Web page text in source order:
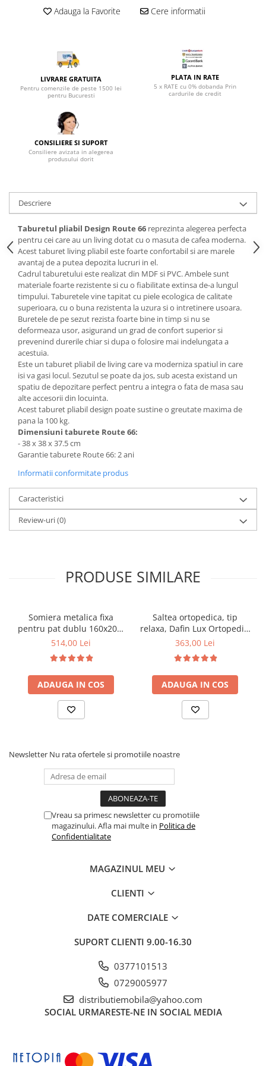
Top saltele 10 cm
Saltele ieftine
Saltele cu plasa de arcuri
Saltele cu spuma
Scaune manager
Scaune pentru bucatarie
Mobila bucatarie
Seturi mese si scaune bucatarie
Suporturi si rafturi pantofi
Portmantouri
Stender haine
Suport pentru umerase
Etajere
Cuiere
Mobilier gradinita
Mese gradinita
Scaune gradinita
Set mese si scaune gradinita
Mobilier copii
Mobila camera copii
Scaune birou pentru copii
Saltele patuturi copii
Paturi copii
Masa si scaune gradinita
Seturi comode living si dormitor
Adauga la Favorite Cere informatii
LIVRARE GRATUITA
Pentru comenzile de peste 1500 lei
pentru Bucuresti
PLATA IN RATE
5 x RATE cu 0% dobanda Prin
cardurile de credit
CONSILIERE SI SUPORT
Consiliere avizata in alegerea
produsului dorit
Descriere
Taburetul pliabil Design Route 66 reprezinta alegerea perfecta
pentru cei care au un living dotat cu o masuta de cafea moderna.
Acest taburet living pliabil este foarte confortabil si are marele
avantaj de a putea depozita lucruri in el.
Cadrul taburetului este realizat din MDF si PVC. Ambele sunt
materiale foarte rezistente si cu o fiabilitate extinsa de-a lungul
timpului. Taburetele vine tapitat cu piele ecologica de calitate
superioara, cu o buna rezistenta la uzura si o intretinere usoara.
Buretele de pe sezut rezista foarte bine in timp si nu se
deformeaza usor, asigurand un grad de confort superior si
prevenind durerile chiar si dupa o folosire mai indelungata a
acestuia.
Este un taburet pliabil de living care va moderniza spatiul in care
isi va gasi locul. Sezutul se poate da jos, sub acesta existand un
spatiu de depozitare perfect pentru a integra o fata de masa sau
alte accesorii din locuinta.
Acest taburet pliabil design poate sustine o greutate maxima de
pana la 100 kg.
Dimensiuni taburete Route 66:
- 38 x 38 x 37.5 cm
Garantie taburete Route 66: 2 ani
Informatii conformitate produs
Caracteristici
Review-uri(0)
PRODUSE SIMILARE
Somiera metalica fixa
pentru pat dublu 160x200,
6 picioare, 32 lamele lemn
saltea ferm, negru
514,00 Lei
ADAUGA IN COS
Saltea ortopedica, tip
relaxa, Dafin Lux Ortopedic,
90x200x21cm, fermitate
tip Bonell, fata vara-iarna,
sistem de aerisire cu
butoni, Salt Confort
363,00 Lei
ADAUGA IN COS
Newsletter Nu rata ofertele si promotiile noastre
Vreau sa primesc newsletter cu promotiile
magazinului. Afla mai multe in Politica de
Confidentialitate
MAGAZINUL MEU
CLIENTI
DATE COMERCIALE
SUPORT CLIENTI 9.00-16.30
0377101513
0729005977
distributiemobila@yahoo.com
SOCIAL URMARESTE-NE IN SOCIAL MEDIA